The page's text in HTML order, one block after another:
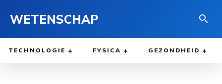
WETENSCHAP
TECHNOLOGIE FYSICA GEZONDHEID